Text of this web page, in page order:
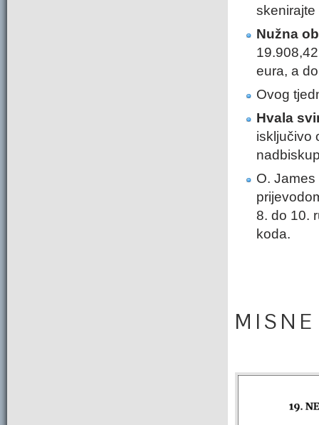
Nužna
eura, a
Ovog
Hvala
isključivo
O.
8. do 10.
koda.
M I S N